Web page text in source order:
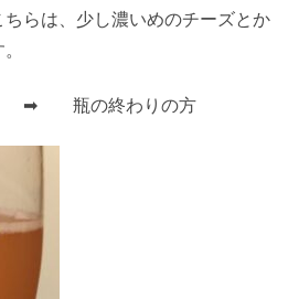
らは、少し濃いめのチーズとか
の終わりの方